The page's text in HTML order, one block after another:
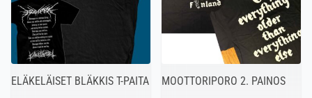
ELÄKELÄISET BLÄKKIS T-PAITA
MOOTTORIPORO 2. PAINOS